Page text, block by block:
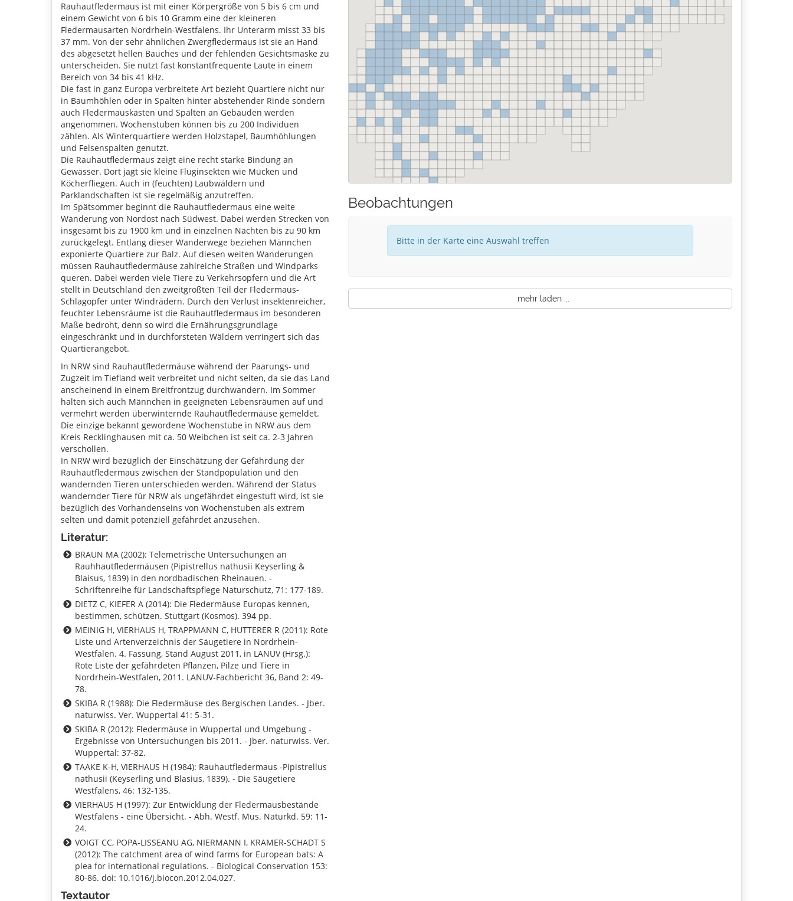
Rauhautfledermaus ist mit einer Körpergröße von 5 bis 6 cm und
einem Gewicht von 6 bis 10 Gramm eine der kleineren
Fledermausarten Nordrhein-Westfalens. Ihr Unterarm misst 33 bis
37 mm. Von der sehr ähnlichen Zwergfledermaus ist sie an Hand
des abgesetzt hellen Bauches und der fehlenden Gesichtsmaske zu
unterscheiden. Sie nutzt fast konstantfrequente Laute in einem
Bereich von 34 bis 41 kHz.
Die fast in ganz Europa verbreitete Art bezieht Quartiere nicht nur
in Baumhöhlen oder in Spalten hinter abstehender Rinde sondern
auch Fledermauskästen und Spalten an Gebäuden werden
angenommen. Wochenstuben können bis zu 200 Individuen
zählen. Als Winterquartiere werden Holzstapel, Baumhöhlungen
und Felsenspalten genutzt.
Die Rauhautfledermaus zeigt eine recht starke Bindung an
Gewässer. Dort jagt sie kleine Fluginsekten wie Mücken und
Köcherfliegen. Auch in (feuchten) Laubwäldern und
Parklandschaften ist sie regelmäßig anzutreffen.
Im Spätsommer beginnt die Rauhautfledermaus eine weite
Wanderung von Nordost nach Südwest. Dabei werden Strecken von
insgesamt bis zu 1900 km und in einzelnen Nächten bis zu 90 km
zurückgelegt. Entlang dieser Wanderwege beziehen Männchen
exponierte Quartiere zur Balz. Auf diesen weiten Wanderungen
müssen Rauhautfledermäuse zahlreiche Straßen und Windparks
queren. Dabei werden viele Tiere zu Verkehrsopfern und die Art
stellt in Deutschland den zweitgrößten Teil der Fledermaus-
Schlagopfer unter Windrädern. Durch den Verlust insektenreicher,
feuchter Lebensräume ist die Rauhautfledermaus im besonderen
Maße bedroht, denn so wird die Ernährungsgrundlage
eingeschränkt und in durchforsteten Wäldern verringert sich das
Quartierangebot.
In NRW sind Rauhautfledermäuse während der Paarungs- und
Zugzeit im Tiefland weit verbreitet und nicht selten, da sie das Land
anscheinend in einem Breitfrontzug durchwandern. Im Sommer
halten sich auch Männchen in geeigneten Lebensräumen auf und
vermehrt werden überwinternde Rauhautfledermäuse gemeldet.
Die einzige bekannt gewordene Wochenstube in NRW aus dem
Kreis Recklinghausen mit ca. 50 Weibchen ist seit ca. 2-3 Jahren
verschollen.
In NRW wird bezüglich der Einschätzung der Gefährdung der
Rauhautfledermaus zwischen der Standpopulation und den
wandernden Tieren unterschieden werden. Während der Status
wandernder Tiere für NRW als ungefährdet eingestuft wird, ist sie
bezüglich des Vorhandenseins von Wochenstuben als extrem
selten und damit potenziell gefährdet anzusehen.
Literatur:
BRAUN MA (2002): Telemetrische Untersuchungen an
Rauhhautfledermäusen (Pipistrellus nathusii Keyserling &
Blaisus, 1839) in den nordbadischen Rheinauen. -
Schriftenreihe für Landschaftspflege Naturschutz, 71: 177-189.
DIETZ C, KIEFER A (2014): Die Fledermäuse Europas kennen,
bestimmen, schützen. Stuttgart (Kosmos). 394 pp.
MEINIG H, VIERHAUS H, TRAPPMANN C, HUTTERER R (2011): Rote
Liste und Artenverzeichnis der Säugetiere in Nordrhein-
Westfalen. 4. Fassung, Stand August 2011, in LANUV (Hrsg.):
Rote Liste der gefährdeten Pflanzen, Pilze und Tiere in
Nordrhein-Westfalen, 2011. LANUV-Fachbericht 36, Band 2: 49-
78.
SKIBA R (1988): Die Fledermäuse des Bergischen Landes. - Jber.
naturwiss. Ver. Wuppertal 41: 5-31.
SKIBA R (2012): Fledermäuse in Wuppertal und Umgebung -
Ergebnisse von Untersuchungen bis 2011. - Jber. naturwiss. Ver.
Wuppertal: 37-82.
TAAKE K-H, VIERHAUS H (1984): Rauhautfledermaus -Pipistrellus
nathusii (Keyserling und Blasius, 1839). - Die Säugetiere
Westfalens, 46: 132-135.
VIERHAUS H (1997): Zur Entwicklung der Fledermausbestände
Westfalens - eine Übersicht. - Abh. Westf. Mus. Naturkd. 59: 11-
24.
VOIGT CC, POPA-LISSEANU AG, NIERMANN I, KRAMER-SCHADT S
(2012): The catchment area of wind farms for European bats: A
plea for international regulations. - Biological Conservation 153:
80-86. doi: 10.1016/j.biocon.2012.04.027.
Textautor
Beobachtungen
Bitte in der Karte eine Auswahl treffen
mehr laden ...